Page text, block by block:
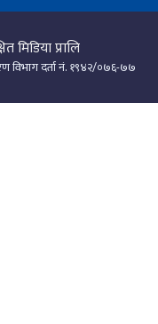
मिडिया प्रालि
विभाग दर्ता नं. १९४२/०७६-७७